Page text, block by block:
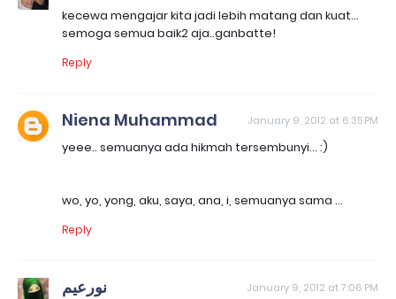
kecewa mengajar kita jadi lebih matang dan kuat...
semoga semua baik2 aja..ganbatte!
Reply
Niena Muhammad January 9, 2012 at 6:35 PM
yeee.. semuanya ada hikmah tersembunyi... :)
wo, yo, yong, aku, saya, ana, i, semuanya sama ...
Reply
نورعيم January 9, 2012 at 7:06 PM